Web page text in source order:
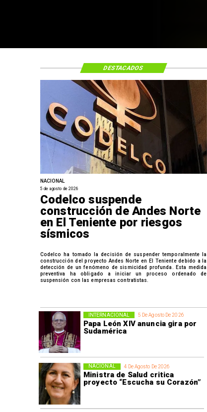
5 De Agosto De 2026
Papa León XIV anuncia gira por
Sudamérica
INTERNACIONAL
4 De Agosto De 2026
Ministra de Salud critica
proyecto “Escucha su Corazón”
NACIONAL
NACIONAL
5 de agosto de 2026
Codelco suspende
construcción de Andes Norte
en El Teniente por riesgos
sísmicos
Codelco ha tomado la decisión de suspender temporalmente la
construcción del proyecto Andes Norte en El Teniente debido a la
detección de un fenómeno de sismicidad profunda. Esta medida
preventiva ha obligado a iniciar un proceso ordenado de
suspensión con las empresas contratistas.
DESTACADOS